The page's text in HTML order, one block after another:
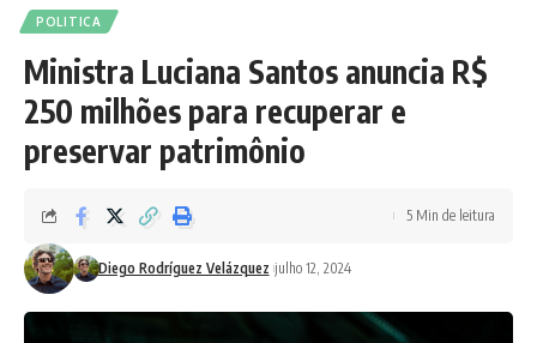
POLITICA
Ministra Luciana Santos anuncia R$
250 milhões para recuperar e
preservar patrimônio
Diego Rodríguez Velázquez julho 12, 2024
5 Min de leitura